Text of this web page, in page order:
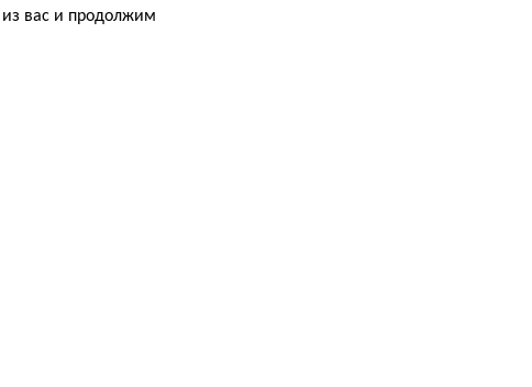
вас и продолжим